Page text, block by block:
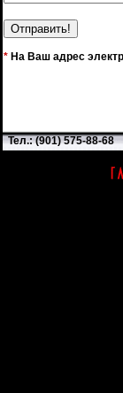
* На Ваш адрес
Тел.: (901) 575-88-68